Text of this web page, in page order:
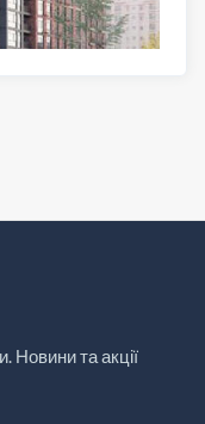
Новини та акції